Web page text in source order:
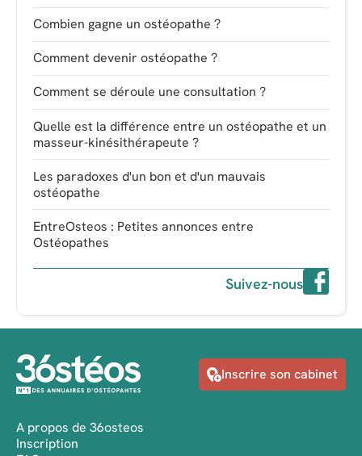
Combien gagne un ostéopathe ?
Comment devenir ostéopathe ?
Comment se déroule une consultation ?
Quelle est la différence entre un ostéopathe et un
masseur-kinésithérapeute ?
Les paradoxes d'un bon et d'un mauvais
ostéopathe
EntreOsteos : Petites annonces entre
Ostéopathes
Suivez-nous
Inscrire son cabinet
A propos de 36osteos
Inscription